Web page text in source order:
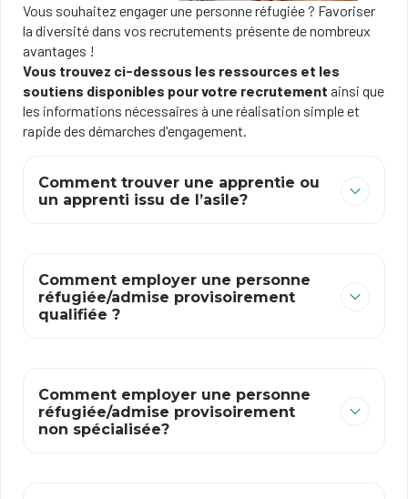
Vous souhaitez engager une personne réfugiée ? Favoriser
la diversité dans vos recrutements présente de nombreux
avantages !
Vous trouvez ci-dessous les ressources et les
soutiens disponibles pour votre recrutement ainsi que
les informations nécessaires à une réalisation simple et
rapide des démarches d'engagement.
Comment trouver une apprentie ou
un apprenti issu de l’asile?
Comment employer une personne
réfugiée/admise provisoirement
qualifiée ?
Comment employer une personne
réfugiée/admise provisoirement
non spécialisée?